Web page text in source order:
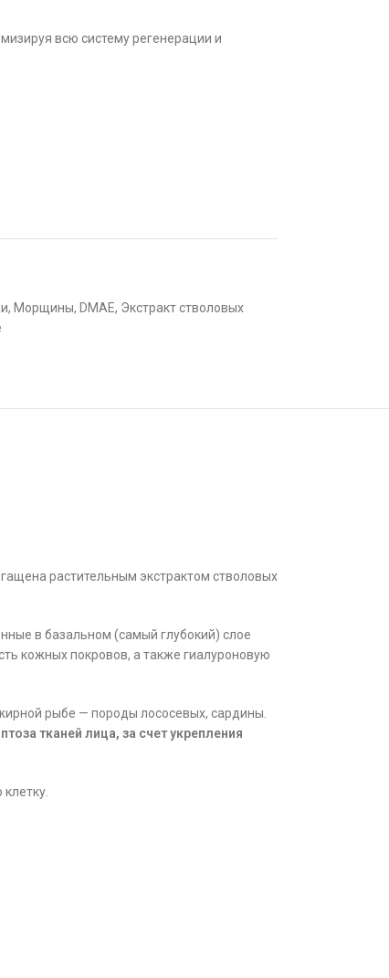
всю систему регенерации и
, Морщины, DMAE, Экстракт стволовых
растительным экстрактом стволовых
в базальном (самый глубокий) слое
кожных покровов, а также гиалуроновую
рыбе — породы лососевых, сардины.
тканей лица, за счет укрепления